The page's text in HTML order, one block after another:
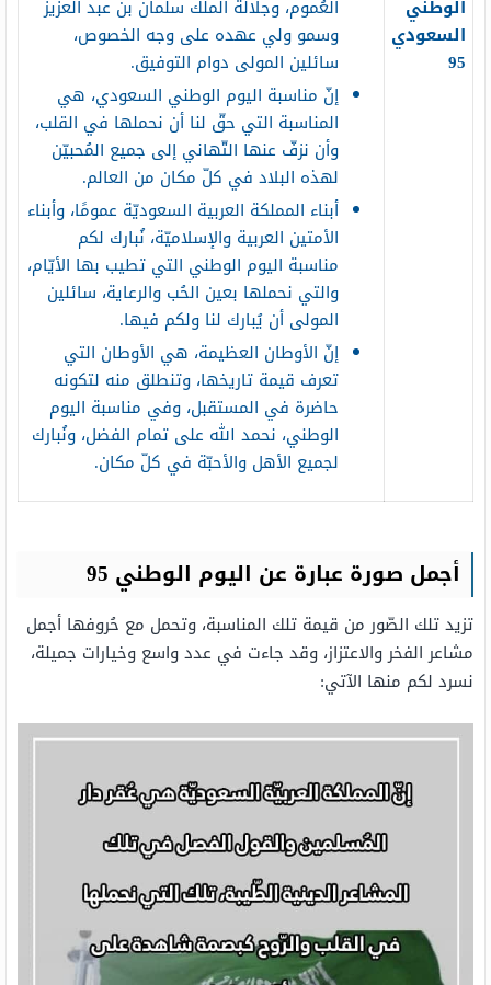
الوطني
السعودي
95
العُموم، وجلالة الملك سلمان بن عبد العزيز
وسمو ولي عهده على وجه الخصوص،
سائلين المولى دوام التوفيق.
إنّ مناسبة اليوم الوطني السعودي، هي
المناسبة التي حقّ لنا أن نحملها في القلب،
وأن نزفّ عنها التّهاني إلى جميع المُحبيّن
لهذه البلاد في كلّ مكان من العالم.
أبناء المملكة العربية السعوديّة عمومًا، وأبناء
الأمتين العربية والإسلاميّة، نُبارك لكم
مناسبة اليوم الوطني التي تطيب بها الأيّام،
والتي نحملها بعين الحُب والرعاية، سائلين
المولى أن يُبارك لنا ولكم فيها.
إنّ الأوطان العظيمة، هي الأوطان التي
تعرف قيمة تاريخها، وتنطلق منه لتكونه
حاضرة في المستقبل، وفي مناسبة اليوم
الوطني، نحمد الله على تمام الفضل، ونُبارك
لجميع الأهل والأحبّة في كلّ مكان.
أجمل صورة عبارة عن اليوم الوطني 95
تزيد تلك الصّور من قيمة تلك المناسبة، وتحمل مع حُروفها أجمل
مشاعر الفخر والاعتزاز، وقد جاءت في عدد واسع وخيارات جميلة،
نسرد لكم منها الآتي: